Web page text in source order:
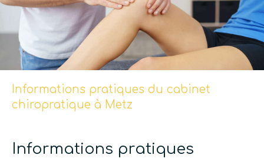
Informations pratiques du cabinet
chiropratique à Metz
Informations pratiques